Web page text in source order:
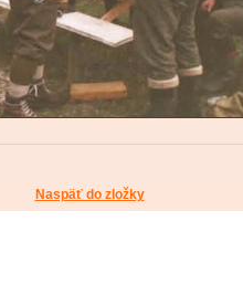
Naspäť do zložky